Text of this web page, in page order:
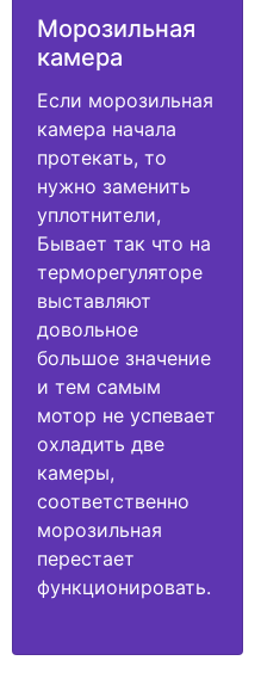
Морозильная
камера
Если морозильная
камера начала
протекать, то
нужно заменить
уплотнители,
Бывает так что на
терморегуляторе
выставляют
довольное
большое значение
и тем самым
мотор не успевает
охладить две
камеры,
соответственно
морозильная
перестает
функционировать.